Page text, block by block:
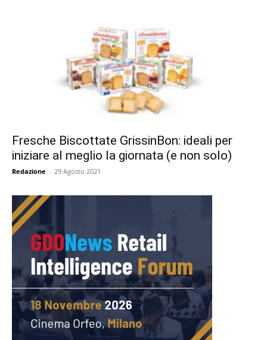
Fresche Biscottate GrissinBon: ideali per
iniziare al meglio la giornata (e non solo)
Redazione - 29 Agosto 2021